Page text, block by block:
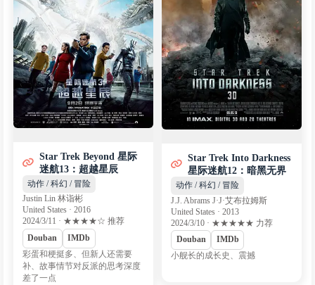
Star Trek Beyond 星际
迷航13：超越星辰
动作 / 科幻 / 冒险
Justin Lin 林诣彬
United States · 2016
2024/3/11 · ★★★★☆ 推荐
Douban
IMDb
彩蛋和梗挺多、但新人还需要
补、故事情节对反派的思考深度
差了一点
Star Trek Into Darkness
星际迷航12：暗黑无界
动作 / 科幻 / 冒险
J.J. Abrams J·J·艾布拉姆斯
United States · 2013
2024/3/10 · ★★★★★ 力荐
Douban
IMDb
小舰长的成长史、震撼